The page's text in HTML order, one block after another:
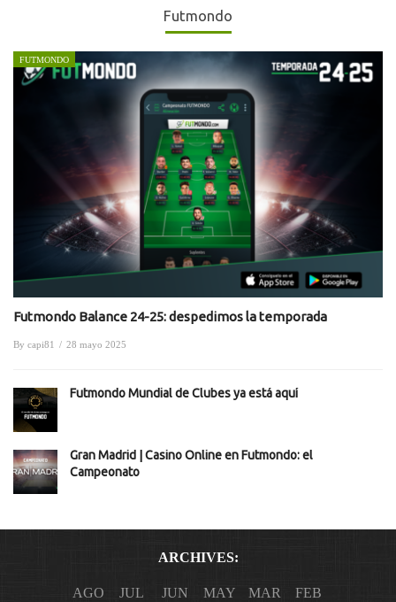
Futmondo
FUTMONDO
Futmondo Balance 24-25: despedimos la temporada
By capi81 / 28 mayo 2025
Futmondo Mundial de Clubes ya está aquí
Gran Madrid | Casino Online en Futmondo: el
Campeonato
ARCHIVES:
AGO
JUL
JUN
MAY
MAR
FEB